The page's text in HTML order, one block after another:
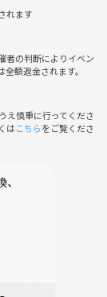
れます
者の判断によりイベン
額返金されます。
え慎重に行ってくださ
はこちらをご覧くださ